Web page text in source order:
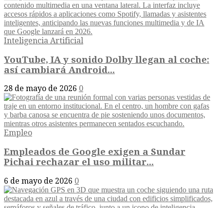
Inteligencia Artificial
YouTube, IA y sonido Dolby llegan al coche:
así cambiará Android...
28 de mayo de 2026 0
Empleo
Empleados de Google exigen a Sundar
Pichai rechazar el uso militar...
6 de mayo de 2026 0